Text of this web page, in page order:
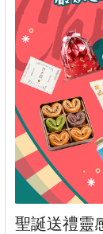
聖誕送禮靈